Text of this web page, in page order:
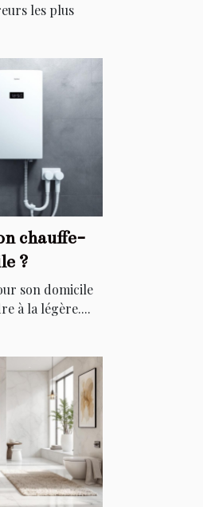
les plus
chauffe-
?
son domicile
à la légère....